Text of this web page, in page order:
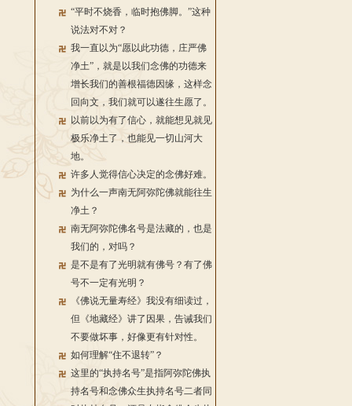
“平时不烧香，临时抱佛脚。”这种
说法对不对？
我一直以为“愿以此功德，庄严佛
净土”，就是以我们念佛的功德来
增长我们的善根福德因缘，这样念
回向文，我们就可以遂往生愿了。
以前以为有了信心，就能想见就见
极乐净土了，也能见一切山河大
地。
许多人觉得信心决定的念佛好难。
为什么一声南无阿弥陀佛就能往生
净土？
南无阿弥陀佛名号是法藏的，也是
我们的，对吗？
是不是有了光明就有佛号？有了佛
号不一定有光明？
《佛说无量寿经》我没有细读过，
但《地藏经》讲了因果，告诫我们
不要做坏事，好像更有针对性。
如何理解“住不退转”？
这里的“执持名号”是指阿弥陀佛执
持名号和念佛众生执持名号二者同